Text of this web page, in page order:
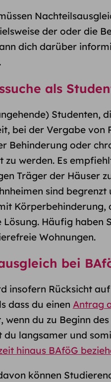
der oder die
dich darüber
als
Studenten,
bei der Vergabe von
Behinderung oder
zu werden. Es
Träger der Häuser
sind
Körperbehinderung,
Lösung. Häufig haben
Wohnungen.
bei
insofern Rücksicht
dass du einen Antrag
wenn du zu Beginn
du langsamer und
hinaus BAföG
können